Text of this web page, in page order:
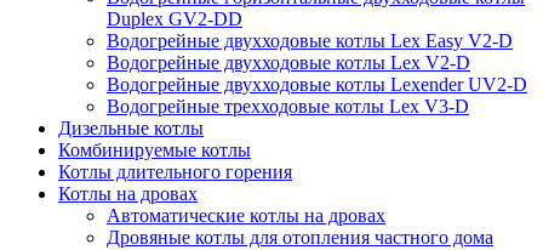
Duplex GV2-DD
Водогрейные двухходовые котлы Lex Easy V2-D
Водогрейные двухходовые котлы Lex V2-D
Водогрейные двухходовые котлы Lexender UV2-D
Водогрейные трехходовые котлы Lex V3-D
Дизельные котлы
Комбинируемые котлы
Котлы длительного горения
Котлы на дровах
Автоматические котлы на дровах
Дровяные котлы для отопления частного дома